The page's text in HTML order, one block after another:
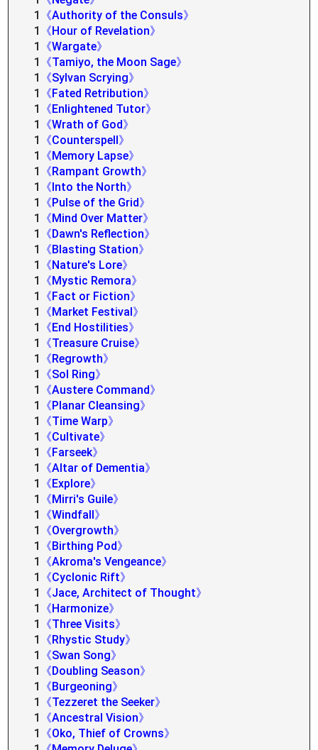
1
《Authority of the Consuls》
1
《Hour of Revelation》
1
《Wargate》
1
《Tamiyo, the Moon Sage》
1
《Sylvan Scrying》
1
《Fated Retribution》
1
《Enlightened Tutor》
1
《Wrath of God》
1
《Counterspell》
1
《Memory Lapse》
1
《Rampant Growth》
1
《Into the North》
1
《Pulse of the Grid》
1
《Mind Over Matter》
1
《Dawn's Reflection》
1
《Blasting Station》
1
《Nature's Lore》
1
《Mystic Remora》
1
《Fact or Fiction》
1
《Market Festival》
1
《End Hostilities》
1
《Treasure Cruise》
1
《Regrowth》
1
《Sol Ring》
1
《Austere Command》
1
《Planar Cleansing》
1
《Time Warp》
1
《Cultivate》
1
《Farseek》
1
《Altar of Dementia》
1
《Explore》
1
《Mirri's Guile》
1
《Windfall》
1
《Overgrowth》
1
《Birthing Pod》
1
《Akroma's Vengeance》
1
《Cyclonic Rift》
1
《Jace, Architect of Thought》
1
《Harmonize》
1
《Three Visits》
1
《Rhystic Study》
1
《Swan Song》
1
《Doubling Season》
1
《Burgeoning》
1
《Tezzeret the Seeker》
1
《Ancestral Vision》
1
《Oko, Thief of Crowns》